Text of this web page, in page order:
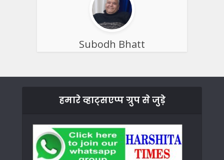
Subodh Bhatt
हमारे व्हाट्सएप्प ग्रुप से जुड़े